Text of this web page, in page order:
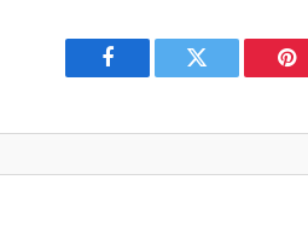
Facebook Twitter